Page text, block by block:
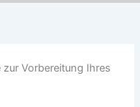
Vorbereitung Ihres